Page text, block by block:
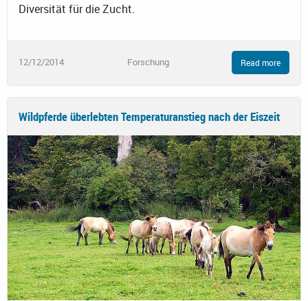
Diversität für die Zucht.
12/12/2014 Forschung Read more
Wildpferde überlebten Temperaturanstieg nach der Eiszeit